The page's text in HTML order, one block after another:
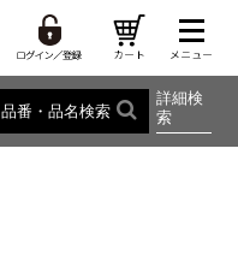
品番・品名検索
詳細検
索